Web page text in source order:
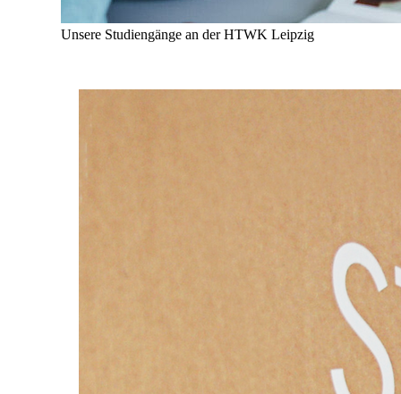
Unsere Studiengänge an der HTWK Leipzig